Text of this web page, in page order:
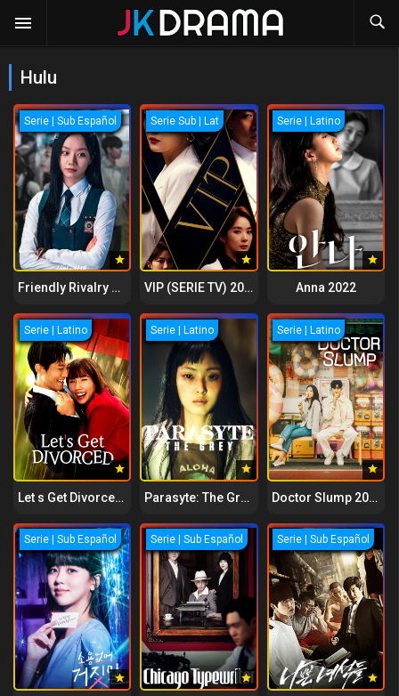
Hulu
Serie | Sub Español
Friendly Rivalry 2025
Serie Sub | Lat
VIP (SERIE TV) 2019
Serie | Latino
Anna 2022
Serie | Latino
Let s Get Divorced 2023
Serie | Latino
Parasyte: The Grey 2024
Serie | Latino
Doctor Slump 2024
Serie | Sub Español Serie | Sub Español Serie | Sub Español